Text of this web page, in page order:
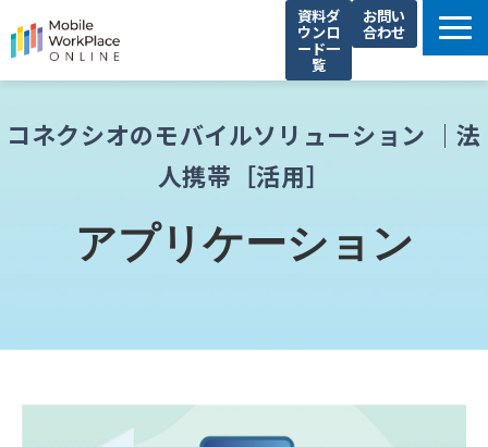
資料ダ
ウンロ
ード一
覧
お問い
合わせ
解決できる課題
コネクシオの強み
法人携帯お役立ち情報
コネクシオのモバイルソリューション ｜法
人携帯［活用］
アプリケーション